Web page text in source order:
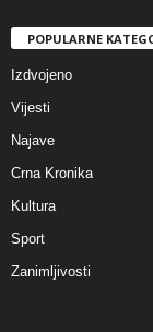
POPULARNE
Izdvojeno
Vijesti
Najave
Crna Kronika
Kultura
Sport
Zanimljivosti